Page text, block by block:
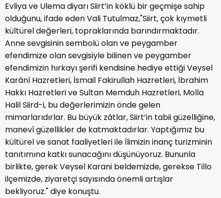
Evliya ve Ulema diyarı Siirt’in köklü bir geçmişe sahip
olduğunu, ifade eden Vali Tutulmaz,"Siirt, çok kıymetli
kültürel değerleri, topraklarında barındırmaktadır.
Anne sevgisinin sembolü olan ve peygamber
efendimize olan sevgisiyle bilinen ve peygamber
efendimizin hırkayı şerifi kendisine hediye ettiği Veysel
Karânî Hazretleri, İsmail Fakirullah Hazretleri, İbrahim
Hakkı Hazretleri ve Sultan Memduh Hazretleri, Molla
Halil Siird-i, bu değerlerimizin önde gelen
mimarlarıdırlar. Bu büyük zâtlar, Siirt’in tabii güzelliğine,
manevî güzellikler de katmaktadırlar. Yaptığımız bu
kültürel ve sanat faaliyetleri ile İlimizin inanç turizminin
tanıtımına katkı sunacağını düşünüyoruz. Bununla
birlikte, gerek Veysel Karani beldemizde, gerekse Tillo
ilçemizde, ziyaretçi sayısında önemli artışlar
bekliyoruz." diye konuştu.